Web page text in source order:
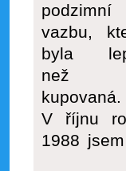
podzimní
vazbu,
byla
než
kupovaná.
V říjnu
1988